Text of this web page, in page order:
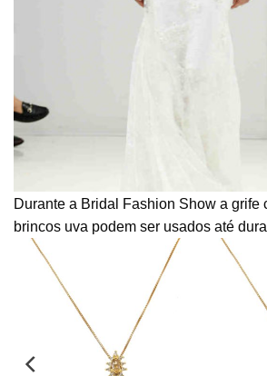
Durante a Bridal Fashion Show a grife
brincos uva podem ser usados até
Choker Mini Gotinha
Tanzanita Cravejada
Zirconias Banho Ouro
R$89,00